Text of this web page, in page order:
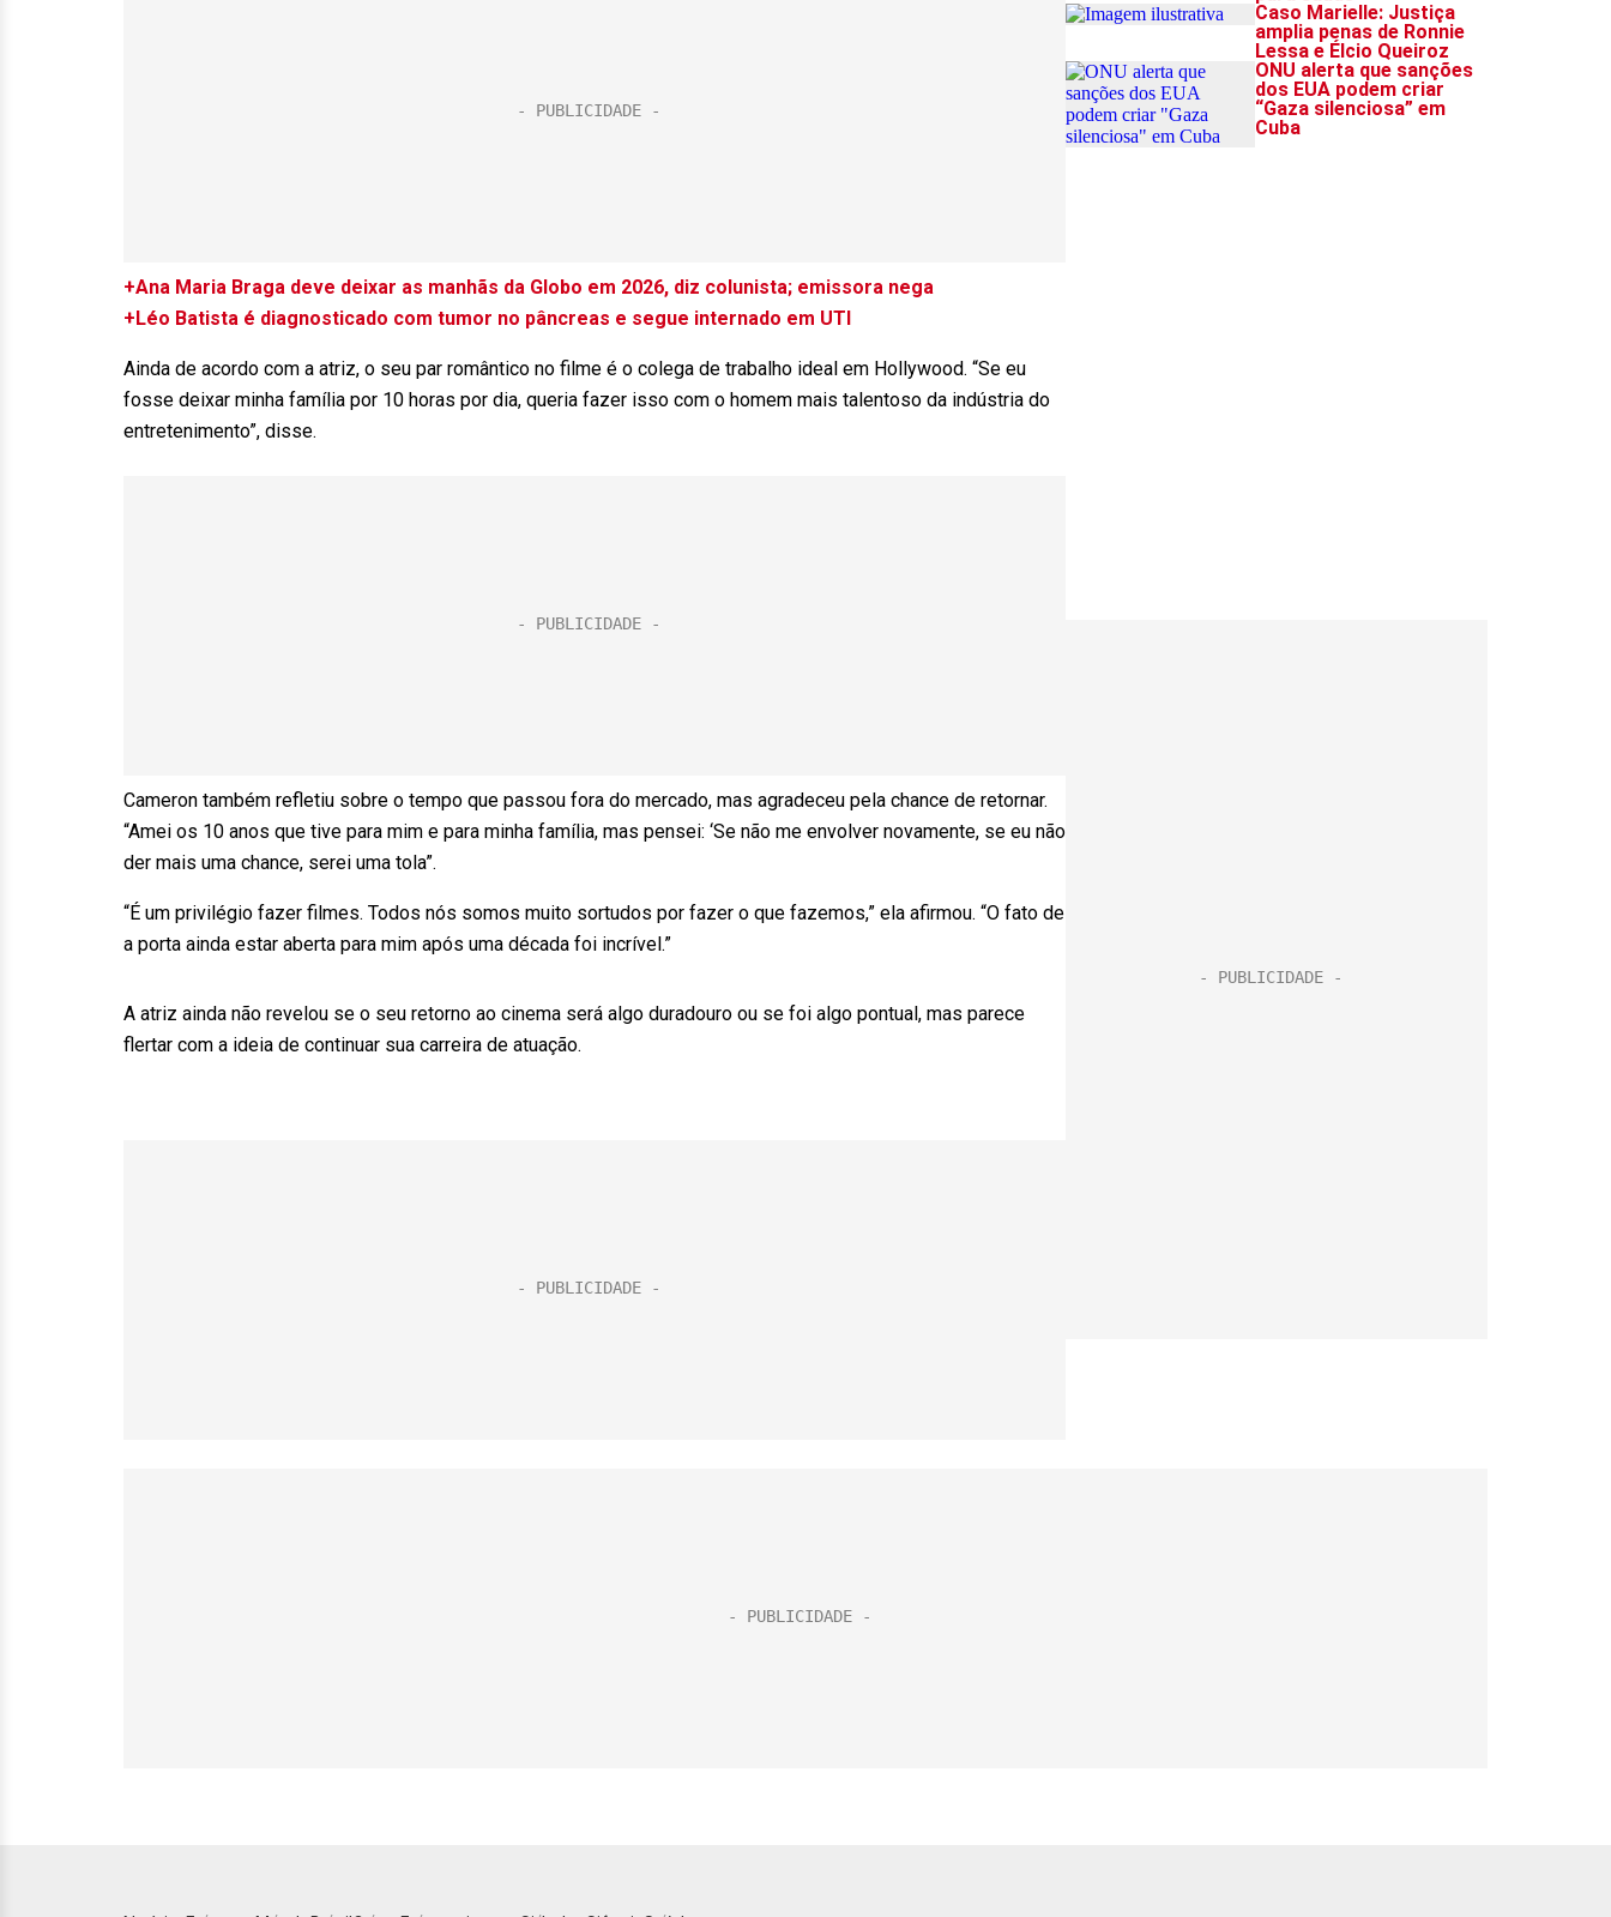
+Ana Maria Braga deve deixar as manhãs da Globo em 2026, diz colunista; emissora nega
+Léo Batista é diagnosticado com tumor no pâncreas e segue internado em UTI
Ainda de acordo com a atriz, o seu par romântico no filme é o colega de trabalho ideal em Hollywood. “Se eu
fosse deixar minha família por 10 horas por dia, queria fazer isso com o homem mais talentoso da indústria do
entretenimento”, disse.
Cameron também refletiu sobre o tempo que passou fora do mercado, mas agradeceu pela chance de retornar.
“Amei os 10 anos que tive para mim e para minha família, mas pensei: ‘Se não me envolver novamente, se eu não
der mais uma chance, serei uma tola”.
“É um privilégio fazer filmes. Todos nós somos muito sortudos por fazer o que fazemos,” ela afirmou. “O fato de
a porta ainda estar aberta para mim após uma década foi incrível.”
A atriz ainda não revelou se o seu retorno ao cinema será algo duradouro ou se foi algo pontual, mas parece
flertar com a ideia de continuar sua carreira de atuação.